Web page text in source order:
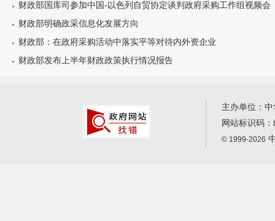
财政部国库司参加中国-以色列自贸协定谈判政府采购工作组视频会
财政部明确政采信息化发展方向
财政部：在政府采购活动中落实平等对待内外资企业
财政部发布上半年财政政策执行情况报告
主办单位：
网站标识码：
© 1999-2026